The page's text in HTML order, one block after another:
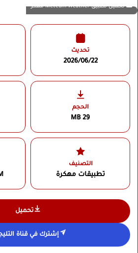
تحميل تطبيق Meteum Weather مهكر
تحديث
2026/06/22
الحجم
29 MB
التصنيف
تطبيقات مهكرة
تحميل
إشترك في قناة